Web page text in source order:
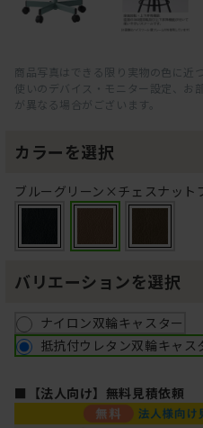
商品写真はできる限り実物の色に近
使いのデバイス・モニター設定、お
が異なる場合がございます。
カラーを選択
ブルーグリーン×チェスナット
バリエーションを選択
ナイロン双輪キャスター
抵抗付ウレタン双輪キャス
■【法人向け】無料見積依頼